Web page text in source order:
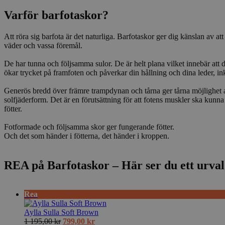
Varför barfotaskor?
Att röra sig barfota är det naturliga. Barfotaskor ger dig känslan av
väder och vassa föremål.
De har tunna och följsamma sulor. De är helt plana vilket innebär att
ökar trycket på framfoten och påverkar din hållning och dina leder,
Generös bredd över främre trampdynan och tårna ger tårna möjlighet
solfjäderform. Det är en förutsättning för att fotens muskler ska
fötter.
Fotformade och följsamma skor ger fungerande fötter.
Och det som händer i fötterna, det händer i kroppen.
REA på Barfotaskor – Här ser du ett
Rea
r
o
d
Aylla Sulla Soft Brown
1 195,00kr D
799,00 krD